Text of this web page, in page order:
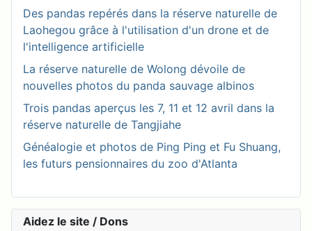
Des pandas repérés dans la réserve naturelle de
Laohegou grâce à l'utilisation d'un drone et de
l'intelligence artificielle
La réserve naturelle de Wolong dévoile de
nouvelles photos du panda sauvage albinos
Trois pandas aperçus les 7, 11 et 12 avril dans la
réserve naturelle de Tangjiahe
Généalogie et photos de Ping Ping et Fu Shuang,
les futurs pensionnaires du zoo d'Atlanta
Aidez le site / Dons